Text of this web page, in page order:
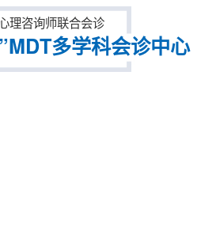
理咨询师联合会诊
多学科会诊中心